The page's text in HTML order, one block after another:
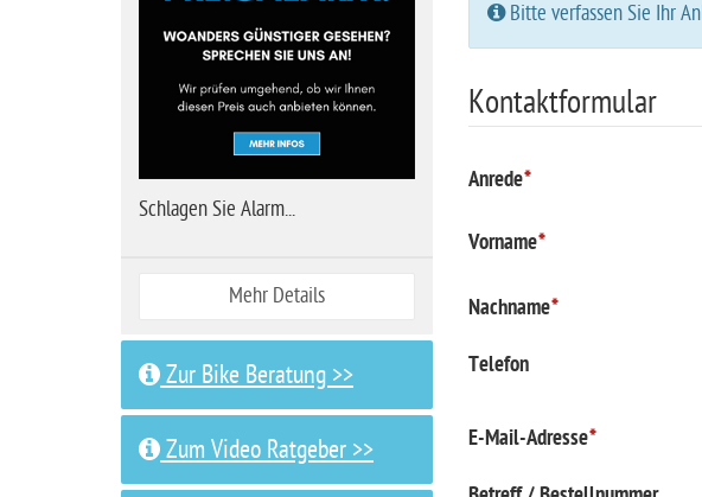
Bitte verfassen Sie Ihr
Kontaktformular
Anrede*
Vorname*
Nachname*
Telefon
E-Mail-Adresse*
Schlagen Sie Alarm...
Mehr Details
Zur Bike Beratung >>
Zum Video Ratgeber >>